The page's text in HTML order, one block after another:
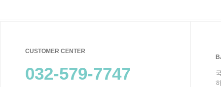
CUSTOMER CENTER
032-579-7747